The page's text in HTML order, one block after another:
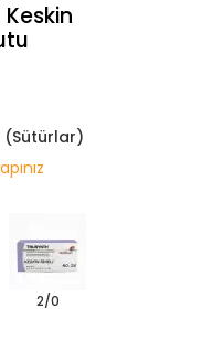
(Sütürlar)
2/0